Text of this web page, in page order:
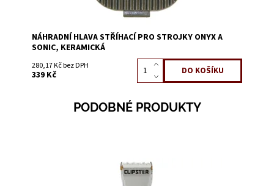
NÁHRADNÍ HLAVA STŘÍHACÍ PRO STROJKY ONYX A
SONIC, KERAMICKÁ
280,17 Kč bez DPH
339 Kč
PODOBNÉ PRODUKTY
Skladem 1